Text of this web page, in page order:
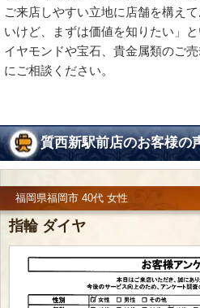
ご来店しやすい立地に店舗を構え
いけど、まずは価値を知りたい」
イヤモンドや宝石、貴金属類のご
にご相談ください。
質西新駅前店のお客様の
福岡県福岡市 40代 女性
指輪 ダイヤ